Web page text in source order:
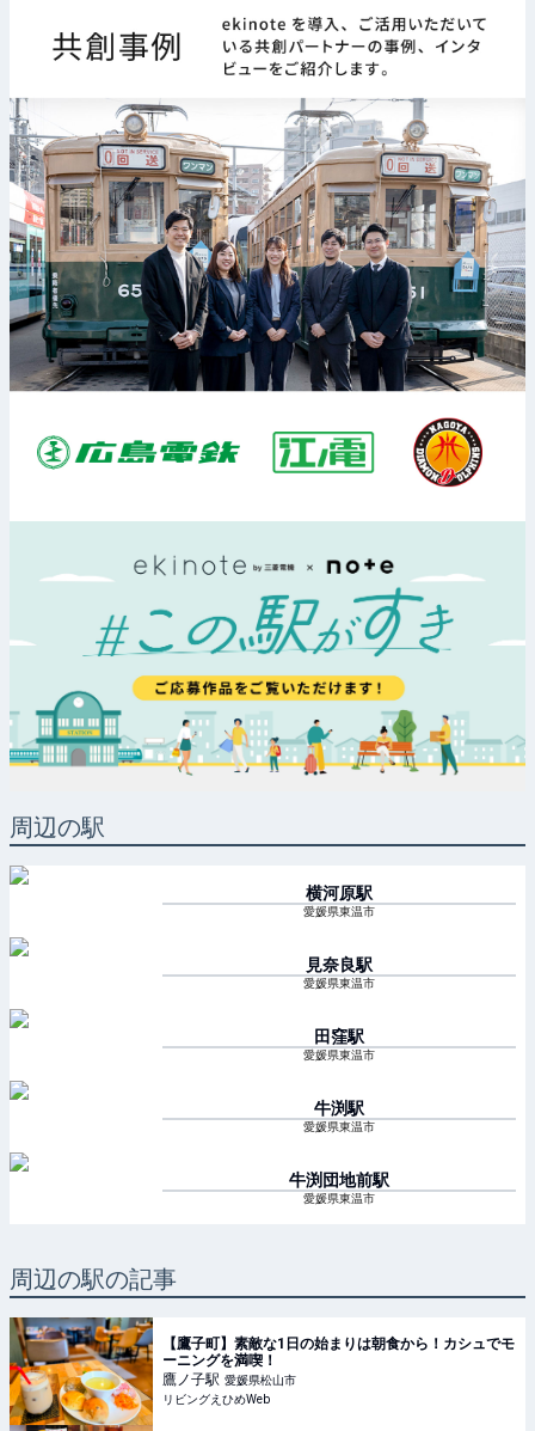
周辺の駅
横河原駅
愛媛県東温市
見奈良駅
愛媛県東温市
田窪駅
愛媛県東温市
牛渕駅
愛媛県東温市
牛渕団地前駅
愛媛県東温市
周辺の駅の記事
【鷹子町】素敵な1日の始まりは朝食から！カシュでモ
ーニングを満喫！
鷹ノ子駅 愛媛県松山市
リビングえひめWeb